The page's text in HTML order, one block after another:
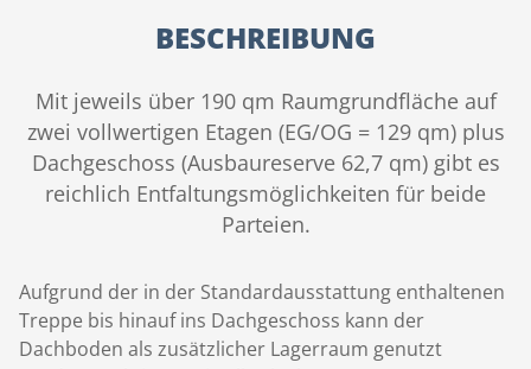
BESCHREIBUNG
Mit jeweils über 190 qm Raumgrundfläche auf
zwei vollwertigen Etagen (EG/OG = 129 qm) plus
Dachgeschoss (Ausbaureserve 62,7 qm) gibt es
reichlich Entfaltungsmöglichkeiten für beide
Parteien.
Aufgrund der in der Standardausstattung enthaltenen
Treppe bis hinauf ins Dachgeschoss kann der
Dachboden als zusätzlicher Lagerraum genutzt